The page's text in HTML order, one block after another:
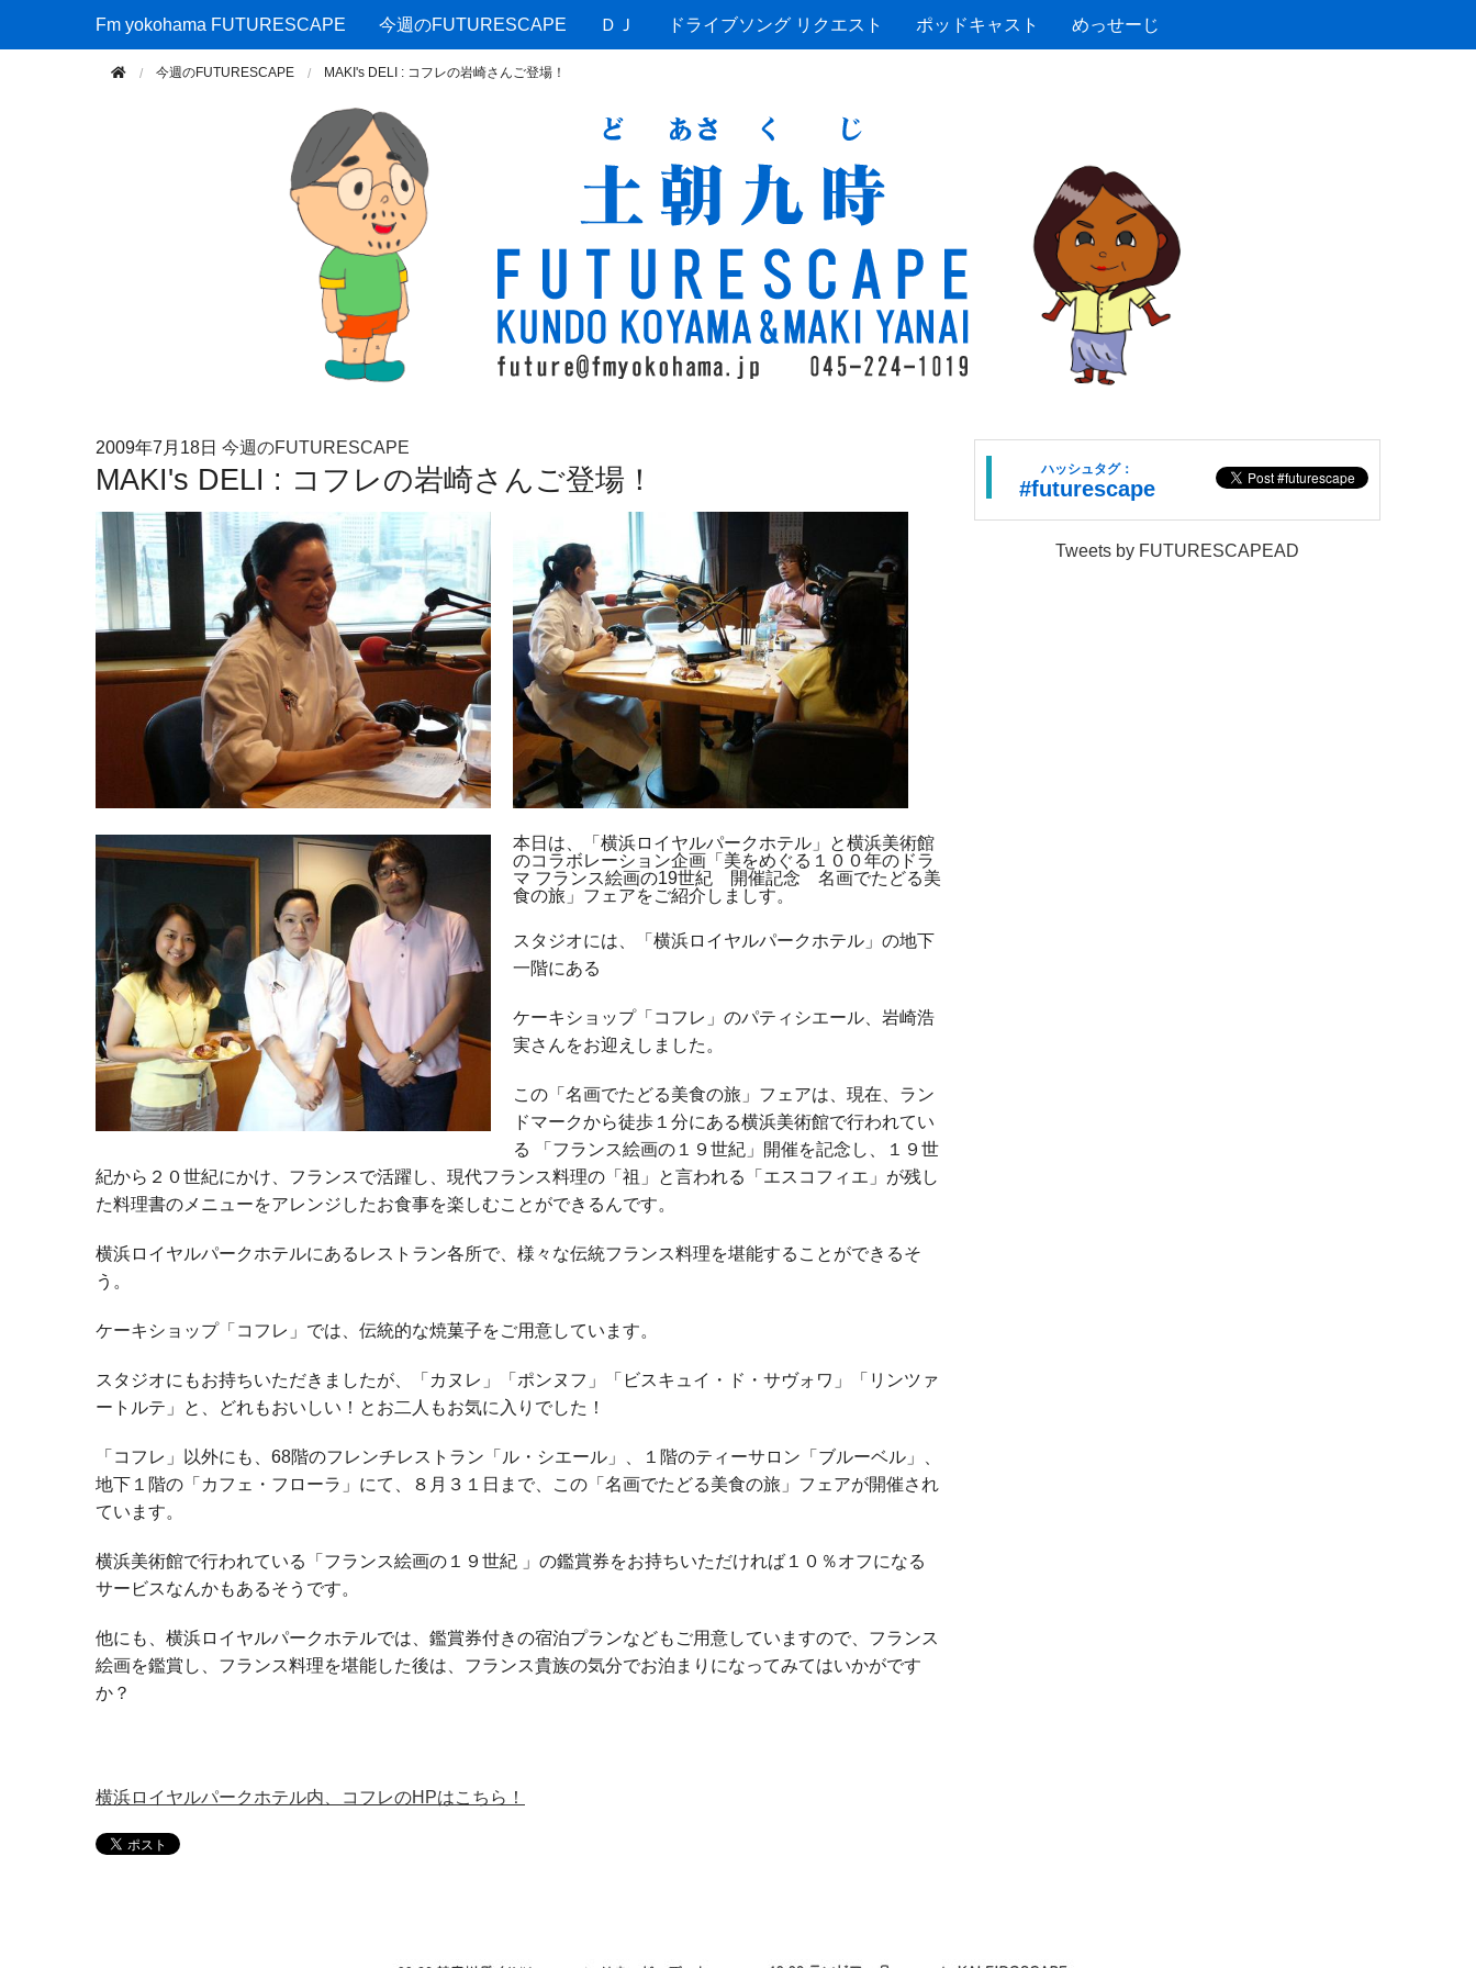
Fm yokohama FUTURESCAPE
Fm yokohama FUTURESCAPE 今週のFUTURESCAPE ＤＪ ドライブソング リクエスト ポッドキャスト めっせーじ
今週のFUTURESCAPE MAKI's DELI : コフレの岩崎さんご登場！
2009年7月18日 今週のFUTURESCAPE
MAKI's DELI : コフレの岩崎さんご登場！
本日は、「横浜ロイヤルパークホテル」と横浜美術館
のコラボレーション企画「美をめぐる１００年のドラ
マ フランス絵画の19世紀 開催記念 名画でたどる美
食の旅」フェアをご紹介しましす。
スタジオには、「横浜ロイヤルパークホテル」の地下
一階にある
ケーキショップ「コフレ」のパティシエール、岩崎浩
実さんをお迎えしました。
この「名画でたどる美食の旅」フェアは、現在、ラン
ドマークから徒歩１分にある横浜美術館で行われてい
る 「フランス絵画の１９世紀」開催を記念し、１９世
紀から２０世紀にかけ、フランスで活躍し、現代フランス料理の「祖」と言われる「エスコフィエ」が残し
た料理書のメニューをアレンジしたお食事を楽しむことができるんです。
横浜ロイヤルパークホテルにあるレストラン各所で、様々な伝統フランス料理を堪能することができるそ
う。
ケーキショップ「コフレ」では、伝統的な焼菓子をご用意しています。
スタジオにもお持ちいただきましたが、「カヌレ」「ポンヌフ」「ビスキュイ・ド・サヴォワ」「リンツァ
ートルテ」と、どれもおいしい！とお二人もお気に入りでした！
「コフレ」以外にも、68階のフレンチレストラン「ル・シエール」、１階のティーサロン「ブルーベル」、
地下１階の「カフェ・フローラ」にて、８月３１日まで、この「名画でたどる美食の旅」フェアが開催され
ています。
横浜美術館で行われている「フランス絵画の１９世紀 」の鑑賞券をお持ちいただければ１０％オフになる
サービスなんかもあるそうです。
他にも、横浜ロイヤルパークホテルでは、鑑賞券付きの宿泊プランなどもご用意していますので、フランス
絵画を鑑賞し、フランス料理を堪能した後は、フランス貴族の気分でお泊まりになってみてはいかがです
か？
横浜ロイヤルパークホテル内、コフレのHPはこちら！
ハッシュタグ：
#futurescape
Tweets by FUTURESCAPEAD